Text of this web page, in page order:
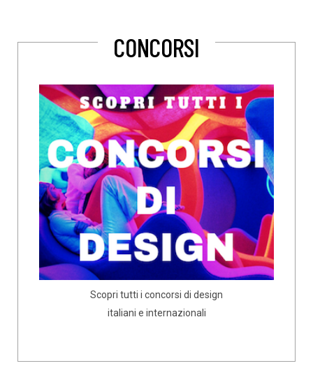
CONCORSI
Scopri tutti i concorsi di design
italiani e internazionali